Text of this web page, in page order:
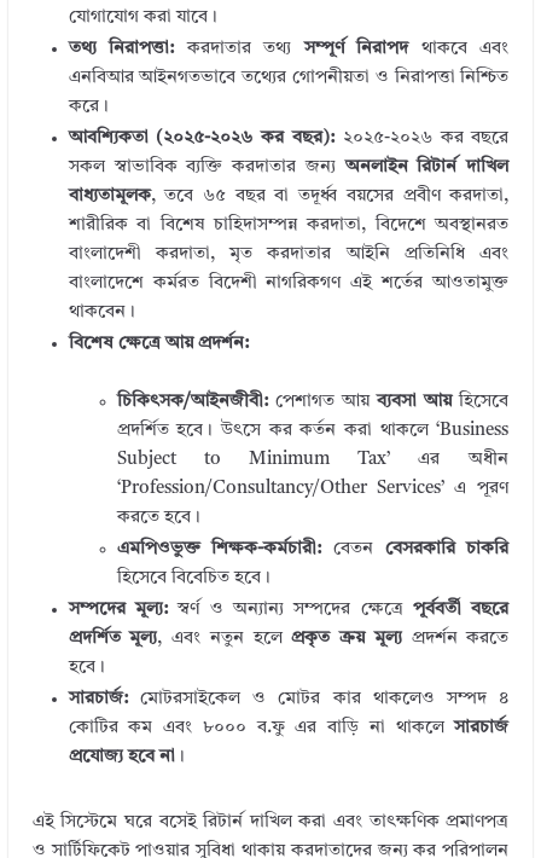
যোগাযোগ করা যাবে।
তথ্য নিরাপত্তা:করদাতার তথ্যসম্পূর্ণ নিরাপদথাকবে এবং
এনবিআর আইনগতভাবে তথ্যের গোপনীয়তা ও নিরাপত্তা নিশ্চিত
করে।
আবশ্যিকতা (২০২৫-২০২৬ কর বছর):২০২৫-২০২৬ কর বছরে
সকল স্বাভাবিক ব্যক্তি করদাতার জন্যঅনলাইন রিটার্ন দাখিল
বাধ্যতামূলক, তবে ৬৫ বছর বা তদূর্ধ্ব বয়সের প্রবীণ করদাতা,
শারীরিক বা বিশেষ চাহিদাসম্পন্ন করদাতা, বিদেশে অবস্থানরত
বাংলাদেশী করদাতা, মৃত করদাতার আইনি প্রতিনিধি এবং
বাংলাদেশে কর্মরত বিদেশী নাগরিকগণ এই শর্তের আওতামুক্ত
থাকবেন।
বিশেষ ক্ষেত্রে আয় প্রদর্শন:
চিকিৎসক/আইনজীবী:পেশাগত আয়ব্যবসা আয়হিসেবে
প্রদর্শিত হবে। উৎসে কর কর্তন করা থাকলে ‘Business
Subject to Minimum Tax’ এর অধীন
‘Profession/Consultancy/Other Services’ এ পূরণ
করতে হবে।
এমপিওভুক্ত শিক্ষক-কর্মচারী:বেতন বেসরকারি চাকরি
হিসেবে বিবেচিত হবে।
সম্পদের মূল্য:স্বর্ণ ও অন্যান্য সম্পদের ক্ষেত্রে পূর্ববর্তী বছরে
প্রদর্শিত মূল্য, এবং নতুন হলেপ্রকৃত ক্রয় মূল্যপ্রদর্শন করতে
হবে।
সারচার্জ:মোটরসাইকেল ও মোটর কার থাকলেও সম্পদ ৪
কোটির কম এবং ৮০০০ ব.ফু এর বাড়ি না থাকলেসারচার্জ
প্রযোজ্য হবে না।
এই সিস্টেমে ঘরে বসেই রিটার্ন দাখিল করা এবং তাৎক্ষণিক প্রমাণপত্র
ও সার্টিফিকেট পাওয়ার সুবিধা থাকায় করদাতাদের জন্য কর পরিপালন